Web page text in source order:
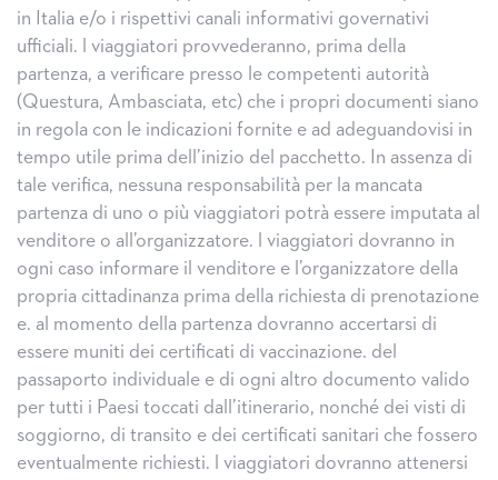
in Italia e/o i rispettivi canali informativi governativi
ufficiali. l viaggiatori provvederanno, prima della
partenza, a verificare presso le competenti autorità
(Questura, Ambasciata, etc) che i propri documenti siano
in regola con le indicazioni fornite e ad adeguandovisi in
tempo utile prima dell’inizio del pacchetto. In assenza di
tale verifica, nessuna responsabilità per la mancata
partenza di uno o più viaggiatori potrà essere imputata al
venditore o all’organizzatore. l viaggiatori dovranno in
ogni caso informare il venditore e l’organizzatore della
propria cittadinanza prima della richiesta di prenotazione
e. al momento della partenza dovranno accertarsi di
essere muniti dei certificati di vaccinazione. del
passaporto individuale e di ogni altro documento valido
per tutti i Paesi toccati dall’itinerario, nonché dei visti di
soggiorno, di transito e dei certificati sanitari che fossero
eventualmente richiesti. l viaggiatori dovranno attenersi